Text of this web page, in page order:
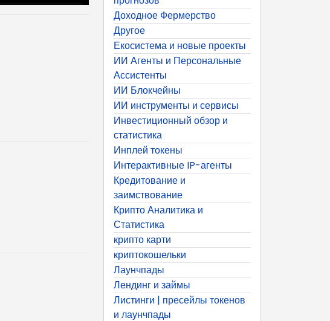
Доходное Фермерство
Другое
Екосистема и новые проекты
ИИ Агенты и Персональные
Ассистенты
ИИ Блокчейны
ИИ инструменты и сервисы
Инвестиционный обзор и
статистика
Инплей токены
Интерактивные IP-агенты
Кредитование и
заимствование
Крипто Аналитика и
Статистика
крипто карти
криптокошельки
Лаунчпады
Лендинг и займы
Листинги | пресейлы токенов
и лаунчпады